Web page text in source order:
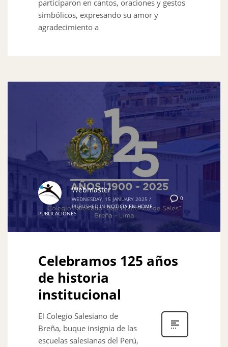
participaron en cantos, oraciones y gestos
simbólicos, expresando su amor y
agradecimiento a
0
Webmaster
WEDNESDAY, 15 JANUARY 2025 /
PUBLISHED IN NOTICIA EN HOME,
PUBLICACIONES
Celebramos 125 años
de historia
institucional
El Colegio Salesiano de
Breña, buque insignia de las
escuelas salesianas del Perú,